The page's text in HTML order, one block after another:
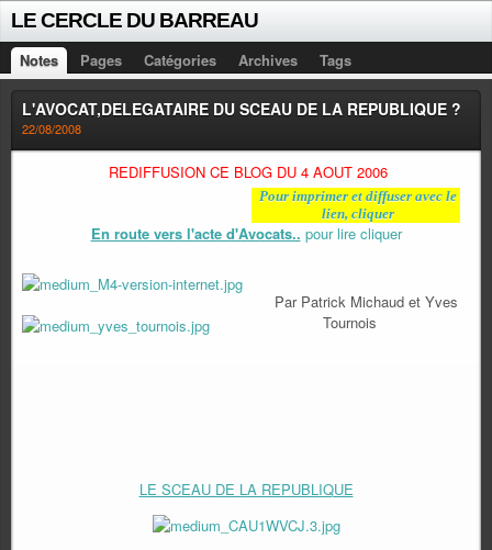
LE CERCLE DU BARREAU
Notes Pages Catégories Archives Tags
L'AVOCAT,DELEGATAIRE DU SCEAU DE LA REPUBLIQUE ?
22/08/2008
REDIFFUSION CE BLOG DU 4 AOUT 2006
Pour imprimer et diffuser avec le
lien, cliquer
En route vers l'acte d'Avocats.. pour lire cliquer
Par Patrick Michaud et Yves
Tournois
LE SCEAU DE LA REPUBLIQUE